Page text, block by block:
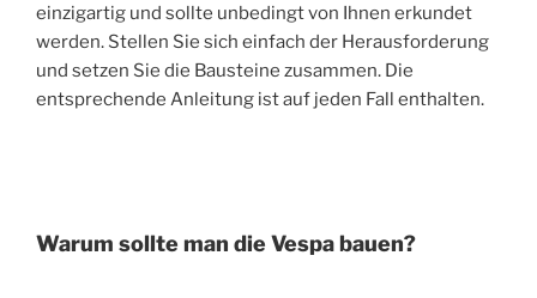
einzigartig und sollte unbedingt von Ihnen erkundet
werden. Stellen Sie sich einfach der Herausforderung
und setzen Sie die Bausteine zusammen. Die
entsprechende Anleitung ist auf jeden Fall enthalten.
Warum sollte man die Vespa bauen?